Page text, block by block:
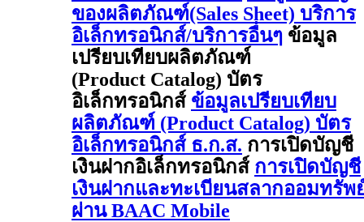
ของผลิตภัณฑ์(Sales Sheet) บริการ
อิเล็กทรอนิกส์/บริการอื่นๆ ข้อมูล
เปรียบเทียบผลิตภัณฑ์
(Product Catalog) บัตร
อิเล็กทรอนิกส์ ข้อมูลเปรียบเทียบ
ผลิตภัณฑ์ (Product Catalog) บัตร
อิเล็กทรอนิกส์ ธ.ก.ส. การเปิดบัญชี
เงินฝากอิเล็กทรอนิกส์ การเปิดบัญชี
เงินฝากและทะเบียนสลากออมทรัพ
ผ่าน BAAC Mobile